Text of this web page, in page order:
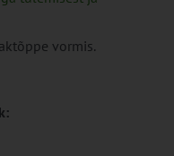
vormis.